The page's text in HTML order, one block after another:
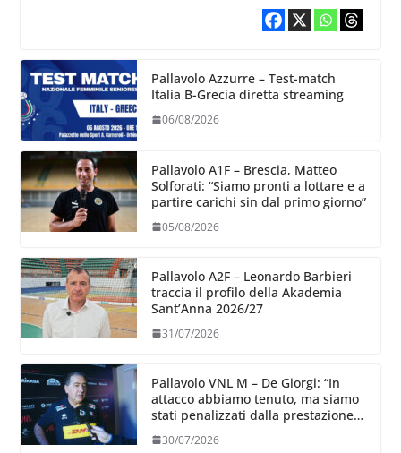
Pallavolo Azzurre – Test-match
Italia B-Grecia diretta streaming
06/08/2026
Pallavolo A1F – Brescia, Matteo
Solforati: “Siamo pronti a lottare e a
partire carichi sin dal primo giorno”
05/08/2026
Pallavolo A2F – Leonardo Barbieri
traccia il profilo della Akademia
Sant’Anna 2026/27
31/07/2026
Pallavolo VNL M – De Giorgi: “In
attacco abbiamo tenuto, ma siamo
stati penalizzati dalla prestazione
30/07/2026